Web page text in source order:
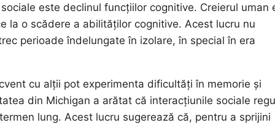
este declinul funcțiilor cognitive. Creierul uman
la o scădere a abilităților cognitive. Acest lucru nu
perioade îndelungate în izolare, în special în era
cu alții pot experimenta dificultăți în memorie și
din Michigan a arătat că interacțiunile sociale
lung. Acest lucru sugerează că, pentru a sprijini